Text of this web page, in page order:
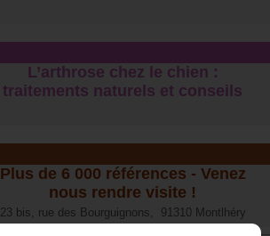
L’arthrose chez le chien :
traitements naturels et conseil s
Plus de 6 000 références - Venez
nous rendre visite !
23 bis, rue des Bourguignons, 91310 Montlhéry